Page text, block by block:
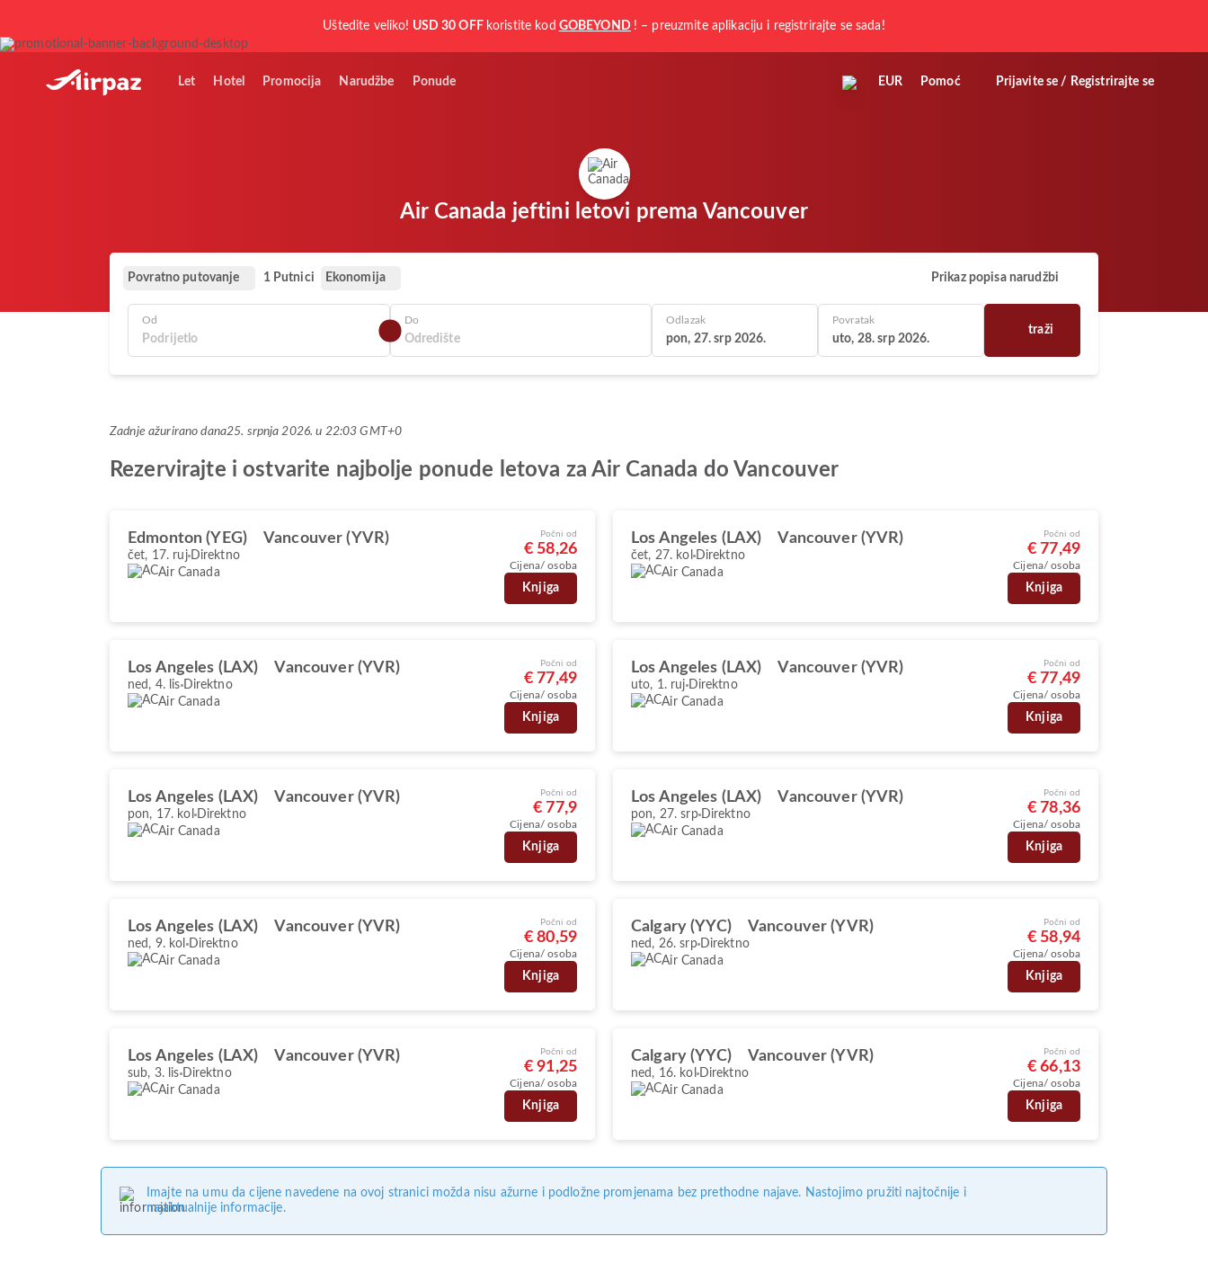
Uštedite veliko! USD 30 OFF koristite kod GOBEYOND ! – preuzmite aplikaciju i registrirajte se sada!
Let Hotel Promocija Narudžbe Ponude EUR Pomoć Prijavite se / Registrirajte se
Air Canada jeftini letovi prema Vancouver
Povratno putovanje 1 Putnici Ekonomija Prikaz popisa narudžbi
Od Do Odlazak
pon, 27. srp 2026.
Povratak
uto, 28. srp 2026.
traži
Zadnje ažurirano dana25. srpnja 2026. u 22:03 GMT+0
Rezervirajte i ostvarite najbolje ponude letova za Air Canada do Vancouver
Edmonton (YEG) Vancouver (YVR)
čet, 17. ruj Direktno
Air Canada
Počni od
€ 58,26
Cijena/ osoba
Knjiga
Los Angeles (LAX) Vancouver (YVR)
čet, 27. kol Direktno
Air Canada
Počni od
€ 77,49
Cijena/ osoba
Knjiga
Los Angeles (LAX) Vancouver (YVR)
ned, 4. lis Direktno
Air Canada
Počni od
€ 77,49
Cijena/ osoba
Knjiga
Los Angeles (LAX) Vancouver (YVR)
uto, 1. ruj Direktno
Air Canada
Počni od
€ 77,49
Cijena/ osoba
Knjiga
Los Angeles (LAX) Vancouver (YVR)
pon, 17. kol Direktno
Air Canada
Počni od
€ 77,9
Cijena/ osoba
Knjiga
Los Angeles (LAX) Vancouver (YVR)
pon, 27. srp Direktno
Air Canada
Počni od
€ 78,36
Cijena/ osoba
Knjiga
Los Angeles (LAX) Vancouver (YVR)
ned, 9. kol Direktno
Air Canada
Počni od
€ 80,59
Cijena/ osoba
Knjiga
Calgary (YYC) Vancouver (YVR)
ned, 26. srp Direktno
Air Canada
Počni od
€ 58,94
Cijena/ osoba
Knjiga
Los Angeles (LAX) Vancouver (YVR)
sub, 3. lis Direktno
Air Canada
Počni od
€ 91,25
Cijena/ osoba
Knjiga
Calgary (YYC) Vancouver (YVR)
ned, 16. kol Direktno
Air Canada
Počni od
€ 66,13
Cijena/ osoba
Knjiga
Imajte na umu da cijene navedene na ovoj stranici možda nisu ažurne i podložne promjenama bez prethodne najave. Nastojimo pružiti najtočnije i
najaktualnije informacije.